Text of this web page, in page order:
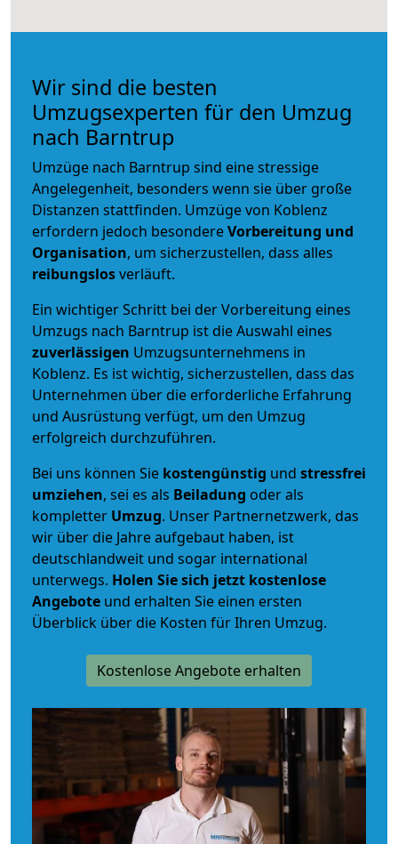
Wir sind die besten
Umzugsexperten für den Umzug
nach Barntrup
Umzüge nach Barntrup sind eine stressige
Angelegenheit, besonders wenn sie über große
Distanzen stattfinden. Umzüge von Koblenz
erfordern jedoch besondereVorbereitung und
Organisation, um sicherzustellen, dass alles
reibungslosverläuft.
Ein wichtiger Schritt bei der Vorbereitung eines
Umzugs nach Barntrup ist die Auswahl eines
zuverlässigen Umzugsunternehmens in
Koblenz. Es ist wichtig, sicherzustellen, dass das
Unternehmen über die erforderliche Erfahrung
und Ausrüstung verfügt, um den Umzug
erfolgreich durchzuführen.
Bei uns können Sie kostengünstig und stressfrei
umziehen, sei es als Beiladung oder als
kompletter Umzug. Unser Partnernetzwerk, das
wir über die Jahre aufgebaut haben, ist
deutschlandweit und sogar international
unterwegs. Holen Sie sich jetzt kostenlose
Angebote und erhalten Sie einen ersten
Überblick über die Kosten für Ihren Umzug.
Kostenlose Angebote erhalten